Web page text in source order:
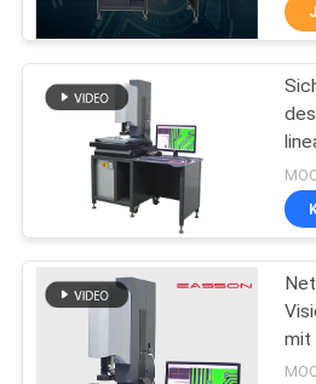
KONTAKT
MIT
UNS
NEUIGKEITEN
RECHTSSACHEN
SITEMAP
Glasskala-
Kodierer
mit